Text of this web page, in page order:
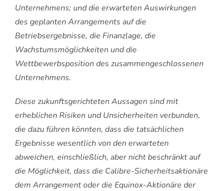
Unternehmens; und die erwarteten Auswirkungen
des geplanten Arrangements auf die
Betriebsergebnisse, die Finanzlage, die
Wachstumsmöglichkeiten und die
Wettbewerbsposition des zusammengeschlossenen
Unternehmens.
Diese zukunftsgerichteten Aussagen sind mit
erheblichen Risiken und Unsicherheiten verbunden,
die dazu führen könnten, dass die tatsächlichen
Ergebnisse wesentlich von den erwarteten
abweichen, einschließlich, aber nicht beschränkt auf
die Möglichkeit, dass die Calibre-Sicherheitsaktionäre
dem Arrangement oder die Equinox-Aktionäre der